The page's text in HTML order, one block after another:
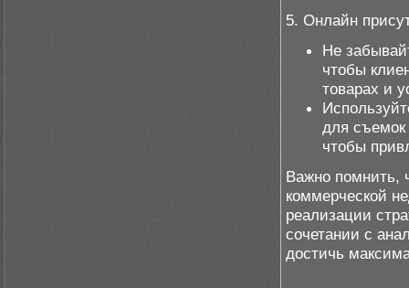
5. Онлайн
Не
чтобы
товарах и
для
чтобы
Важно помнить,
коммерческой
реализации
сочетании с
достичь